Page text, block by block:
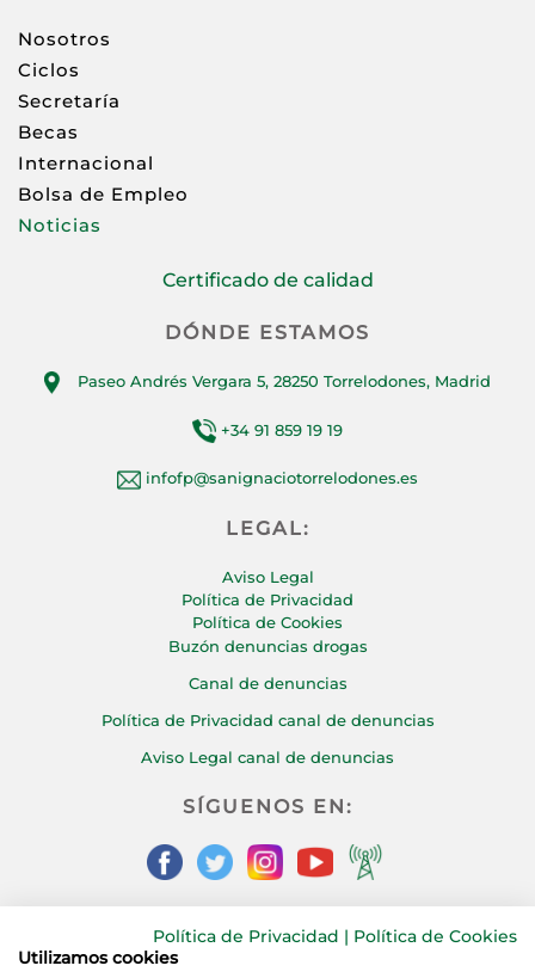
Nosotros
Ciclos
Secretaría
Becas
Internacional
Bolsa de Empleo
Noticias
Certificado de calidad
DÓNDE ESTAMOS
Paseo Andrés Vergara 5, 28250 Torrelodones, Madrid
+34 91 859 19 19
infofp@sanignaciotorrelodones.es
LEGAL:
Aviso Legal
Política de Privacidad
Política de Cookies
Buzón denuncias drogas
Canal de denuncias
Política de Privacidad canal de denuncias
Aviso Legal canal de denuncias
SÍGUENOS EN:
CONTÁCTANOS:
Política de Privacidad | Política de Cookies
Utilizamos cookies